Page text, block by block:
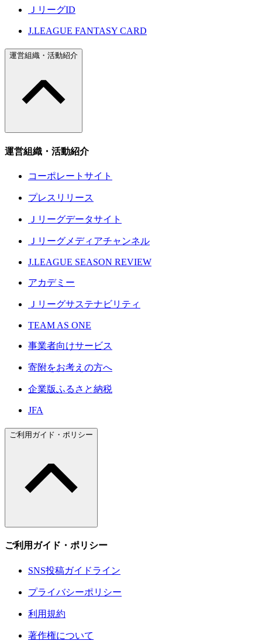
ＪリーグID
J.LEAGUE FANTASY CARD
運営組織・活動紹介
運営組織・活動紹介
コーポレートサイト
プレスリリース
Ｊリーグデータサイト
Ｊリーグメディアチャンネル
J.LEAGUE SEASON REVIEW
アカデミー
Ｊリーグサステナビリティ
TEAM AS ONE
事業者向けサービス
寄附をお考えの方へ
企業版ふるさと納税
JFA
ご利用ガイド・ポリシー
ご利用ガイド・ポリシー
SNS投稿ガイドライン
プライバシーポリシー
利用規約
著作権について